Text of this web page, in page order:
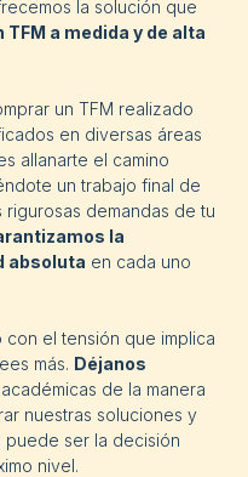
la solución que
a medida y de alta
un TFM realizado
en diversas áreas
allanarte el camino
un trabajo final de
rigurosas demandas de tu
la
absoluta en cada uno
el tensión que implica
más. Déjanos
de la manera
nuestras soluciones y
puede ser la decisión
nivel.